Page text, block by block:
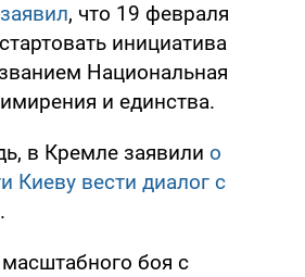
, что 19 февраля
инициатива
Национальная
и единства.
в Кремле заявили о
Киеву вести диалог с
.
боя с